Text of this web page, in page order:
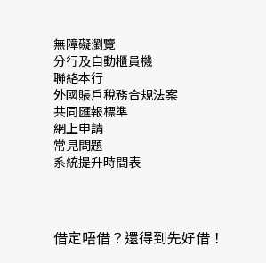
無障礙瀏覽
分行及自動櫃員機
聯絡本行
外國賬戶稅務合規法案
共同匯報標準
網上申請
常見問題
系統提升時間表
借定唔借？還得到先好借！